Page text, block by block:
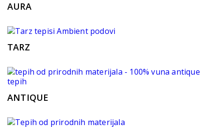
AURA
TARZ
ANTIQUE